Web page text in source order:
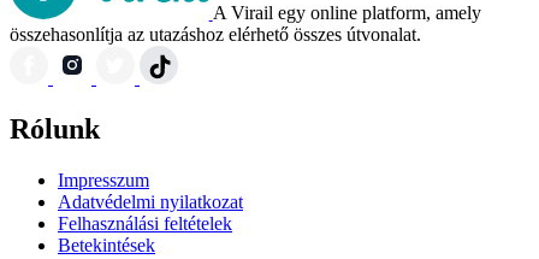
A Virail egy online platform, amely
összehasonlítja az utazáshoz elérhető összes útvonalat.
Rólunk
Impresszum
Adatvédelmi nyilatkozat
Felhasználási feltételek
Betekintések